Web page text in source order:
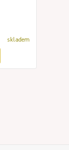
skladem